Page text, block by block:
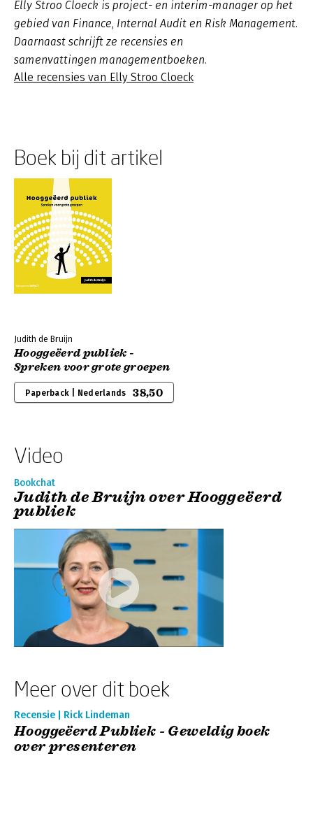
Elly Stroo Cloeck is project- en interim-manager op het
gebied van Finance, Internal Audit en Risk Management.
Daarnaast schrijft ze recensies en
samenvattingen managementboeken.
Alle recensies van Elly Stroo Cloeck
Boek bij dit artikel
Judith de Bruijn
Hooggeëerd publiek -
Spreken voor grote groepen
Paperback | Nederlands 38,50
Video
Bookchat
Judith de Bruijn over Hooggeëerd
publiek
Meer over dit boek
Recensie | Rick Lindeman
Hooggeëerd Publiek - Geweldig boek
over presenteren